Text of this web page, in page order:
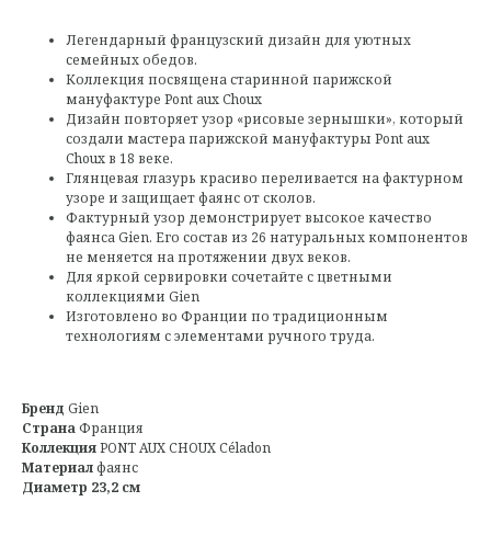
Легендарный французский дизайн для уютных
семейных обедов.
Коллекция посвящена старинной парижской
мануфактуре Pont aux Choux
Дизайн повторяет узор «рисовые зернышки», который
создали мастера парижской мануфактуры Pont aux
Choux в 18 веке.
Глянцевая глазурь красиво переливается на фактурном
узоре и защищает фаянс от сколов.
Фактурный узор демонстрирует высокое качество
фаянса Gien. Его состав из 26 натуральных компонентов
не меняется на протяжении двух веков.
Для яркой сервировки сочетайте с цветными
коллекциями Gien
Изготовлено во Франции по традиционным
технологиям с элементами ручного труда.
Бренд Gien
СтранаФранция
КоллекцияPONT AUX CHOUX Céladon
Материалфаянс
Диаметр 23,2 см